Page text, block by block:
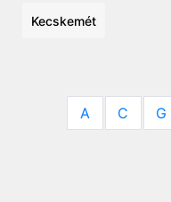
Kecskemét
A C G